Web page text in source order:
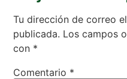
Tu dirección de correo
publicada. Los campos
con *
Comentario *